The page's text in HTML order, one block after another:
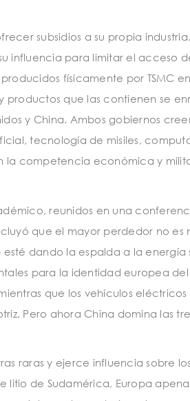
subsidios a su propia
influencia para limitar el acceso
físicamente por TSMC
productos que las contienen se
y China. Ambos gobiernos
tecnología de misiles,
la competencia económica y
reunidos en una
que el mayor perdedor no es
esté dando la espalda a la energía
para la identidad europea del
que los vehículos eléctricos
Pero ahora China domina las
raras y ejerce influencia sobre los
litio de Sudamérica, Europa